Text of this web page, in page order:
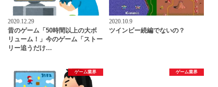
2020.12.29
昔のゲーム「50時間以上の大ボ
リューム！」今のゲーム「ストー
リー追うだけ…
2020.10.9
ツインビー続編でないの？
ゲーム業界 ゲーム業界